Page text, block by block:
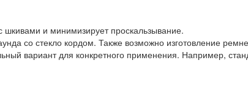
и минимизирует проскальзывание.
со стекло кордом. Также возможно изготовление
вариант для конкретного применения. Например,